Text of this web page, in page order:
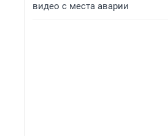
видео с места аварии